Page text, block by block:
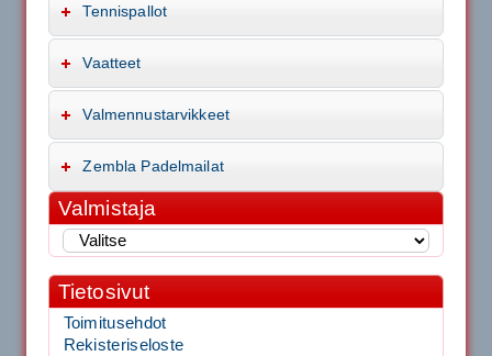
Tennispallot
Vaatteet
Valmennustarvikkeet
Zembla Padelmailat
Valmistaja
Tietosivut
Toimitusehdot
Rekisteriseloste